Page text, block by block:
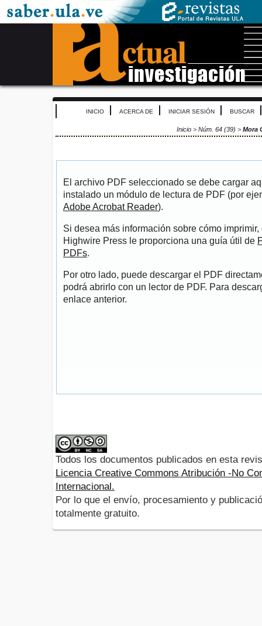
INICIO ACERCA DE INICIAR SESIÓN BUSCAR
Inicio> Núm. 64 (39) > Mora
El archivo PDF seleccionado se debe cargar
instalado un módulo de lectura de PDF (por
Adobe Acrobat Reader).
Si desea más información sobre cómo
Highwire Press le proporciona una guía útil de
PDFs.
Por otro lado, puede descargar el PDF
podrá abrirlo con un lector de PDF. Para
enlace anterior.
Todos los documentos publicados en esta
Licencia Creative Commons Atribución -No
Internacional.
Por lo que el envío, procesamiento y
totalmente gratuito.